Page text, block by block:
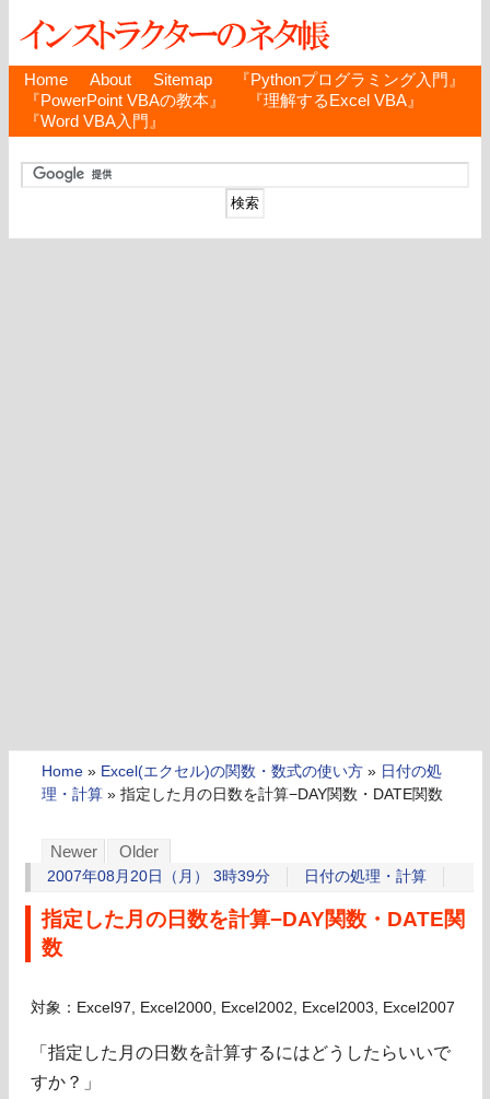
Home About Sitemap
『Pythonプログラミング入門』
『PowerPoint VBAの教本』
『理解するExcel VBA』
『Word VBA入門』
Home » Excel(エクセル)の関数・数式の使い方 » 日付の処
理・計算 » 指定した月の日数を計算−DAY関数・DATE関数
Newer Older
2007年08月20日（月） 3時39分 日付の処理・計算
指定した月の日数を計算−DAY関数・DATE関
数
対象：Excel97, Excel2000, Excel2002, Excel2003, Excel2007
「指定した月の日数を計算するにはどうしたらいいで
すか？」